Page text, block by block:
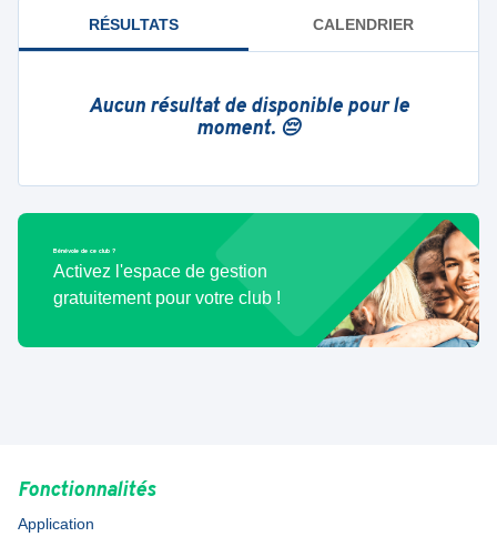
RÉSULTATS CALENDRIER
Aucun résultat de disponible pour le
moment. 😔
Bénévole de ce club ?
Activez l'espace de gestion
gratuitement pour votre club !
Fonctionnalités
Application